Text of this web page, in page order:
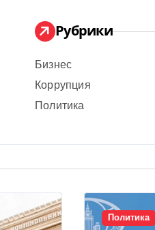
Рубрики
Бизнес
Коррупция
Политика
Политика